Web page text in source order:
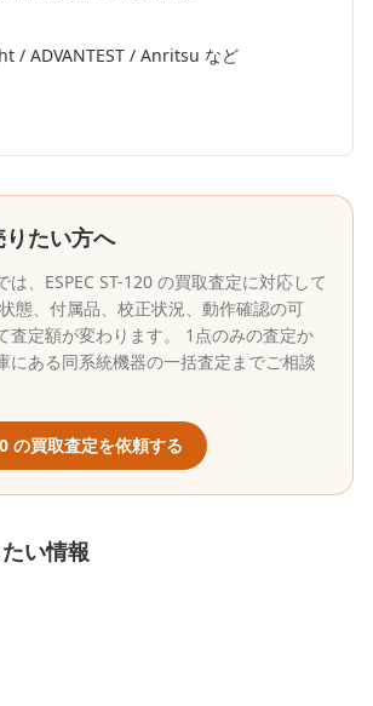
/ ADVANTEST / Anritsu など
たい方へ
は、 ESPEC ST-120 の買取査定に対応して
態、付属品、校正状況、動作確認の可
査定額が変わります。 1点のみの査定か
にある同系統機器の一括査定までご相談
の買取査定を依頼する
い情報